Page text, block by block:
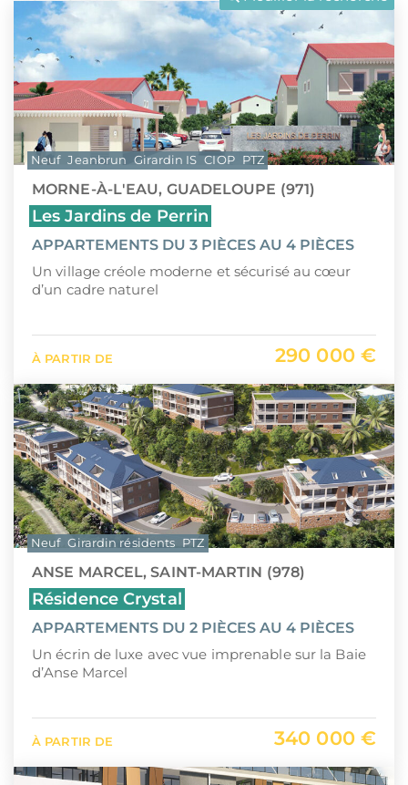
LLI
CIIC (Corse)
Maurice (non-résident)
PTZ
TVA réduite
Pays de la Loire
Provence-Alpes-Côte d'Azur
Guadeloupe (971)
Guyane (973)
La Réunion (974)
Martinique (972)
Nouvelle-Calédonie (988)
Polynésie française (987)
Île Maurice
MORNE-À-L'EAU, GUADELOUPE (971)
Les Jardins de Perrin
APPARTEMENTS DU 3 PIÈCES AU 4 PIÈCES
Un village créole moderne et sécurisé au cœur
d’un cadre naturel
À PARTIR DE 290 000 €
Neuf Jeanbrun Girardin IS CIOP PTZ
ANSE MARCEL, SAINT-MARTIN (978)
Résidence Crystal
APPARTEMENTS DU 2 PIÈCES AU 4 PIÈCES
Un écrin de luxe avec vue imprenable sur la Baie
d’Anse Marcel
À PARTIR DE 340 000 €
Neuf Girardin résidents PTZ